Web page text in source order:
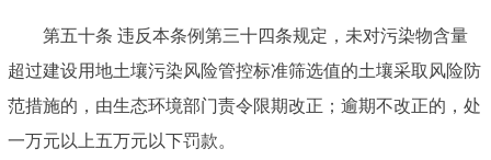
第五十条 违反本条例第三十四条规定，未对污染物含量
超过建设用地土壤污染风险管控标准筛选值的土壤采取风险防
范措施的，由生态环境部门责令限期改正；逾期不改正的，处
一万元以上五万元以下罚款。